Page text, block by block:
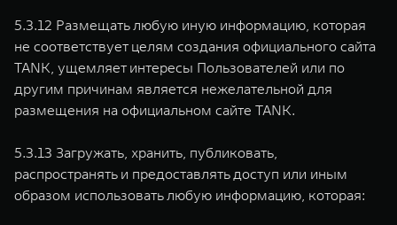
5.3.12 Размещать любую иную информацию, которая
не соответствует целям создания официального сайта
TANK, ущемляет интересы Пользователей или по
другим причинам является нежелательной для
размещения на официальном сайте TANK.
5.3.13 Загружать, хранить, публиковать,
распространять и предоставлять доступ или иным
образом использовать любую информацию, которая: